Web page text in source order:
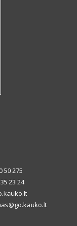
50 275
23 24